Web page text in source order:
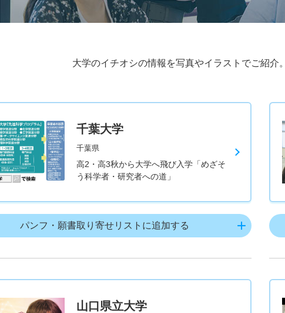
大学のイチオシの情報を写真やイラストでご紹介
千葉大学
千葉県
高2・高3秋から大学へ飛び入学「めざそ
う科学者・研究者への道」
パンフ・願書取り寄せリストに追加する
山口県立大学